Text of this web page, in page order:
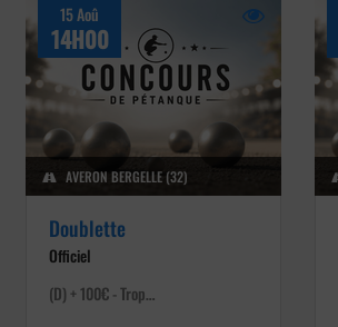
15 Aoû
14H00
AVERON BERGELLE (32)
Doublette
Officiel
(D) + 100€ - Trop…